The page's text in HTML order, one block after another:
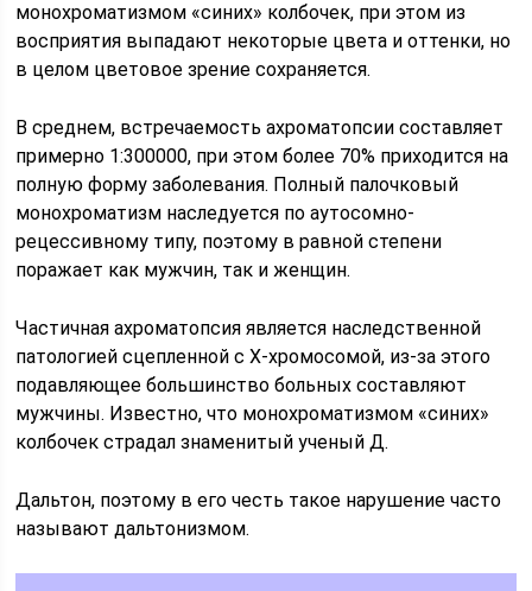
монохроматизмом «синих» колбочек, при этом из
восприятия выпадают некоторые цвета и оттенки, но
в целом цветовое зрение сохраняется.
В среднем, встречаемость ахроматопсии составляет
примерно 1:300000, при этом более 70% приходится на
полную форму заболевания. Полный палочковый
монохроматизм наследуется по аутосомно-
рецессивному типу, поэтому в равной степени
поражает как мужчин, так и женщин.
Частичная ахроматопсия является наследственной
патологией сцепленной с Х-хромосомой, из-за этого
подавляющее большинство больных составляют
мужчины. Известно, что монохроматизмом «синих»
колбочек страдал знаменитый ученый Д.
Дальтон, поэтому в его честь такое нарушение часто
называют дальтонизмом.